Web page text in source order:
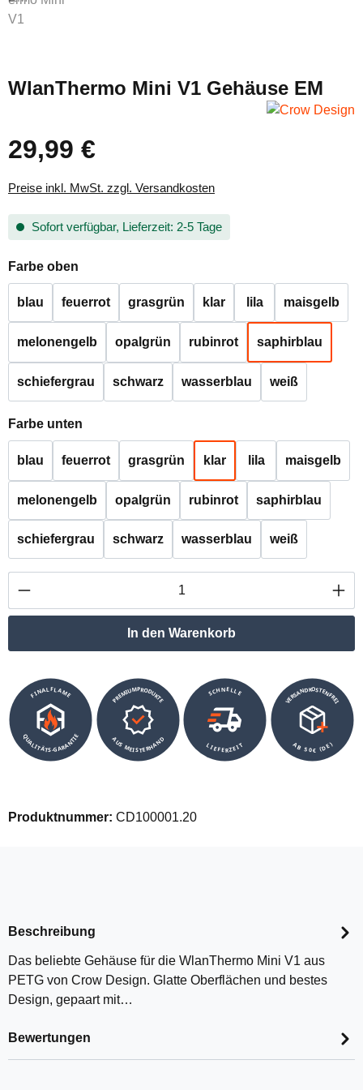
WlanThermo Mini V1 Gehäuse EM
Regulärer Preis:
29,99 €
Preise inkl. MwSt. zzgl. Versandkosten
Sofort verfügbar, Lieferzeit: 2-5 Tage
Farbe oben
blau feuerrot grasgrün klar lila maisgelb
melonengelb opalgrün rubinrot saphirblau
schiefergrau schwarz wasserblau weiß
Farbe unten
blau feuerrot grasgrün klar lila maisgelb
melonengelb opalgrün rubinrot saphirblau
schiefergrau schwarz wasserblau weiß
Produkt Anzahl: Gib den gewünschten
In den Warenkorb
FINALFLAME
QUALITÄTS-GARANTIE
PREMIUMPRODUKTE
AUS MEISTERHAND
SCHNELLE
LIEFERZEIT
VERSANDKOSTENFREI
AB 50€ (DE)
Produktnummer: CD100001.20
Beschreibung
Das beliebte Gehäuse für die WlanThermo Mini V1 aus
PETG von Crow Design. Glatte Oberflächen und bestes
Design, gepaart mit…
Bewertungen